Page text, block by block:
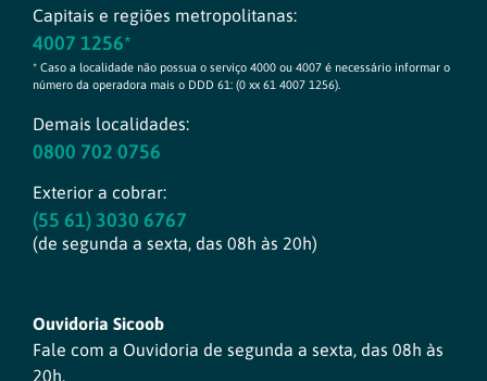
Capitais e regiões metropolitanas:
4007 1256*
* Caso a localidade não possua o serviço 4000 ou 4007 é necessário informar o
número da operadora mais o DDD 61: (0 xx 61 4007 1256).
Demais localidades:
0800 702 0756
Exterior a cobrar:
(55 61) 3030 6767
(de segunda a sexta, das 08h às 20h)
Ouvidoria Sicoob
Fale com a Ouvidoria de segunda a sexta, das 08h às
20h.